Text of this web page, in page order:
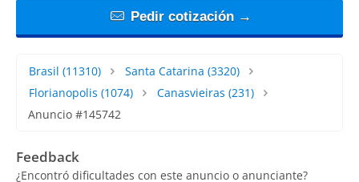
Pedir cotización →
Brasil (11310) Santa Catarina (3320)
Florianopolis (1074) Canasvieiras (231)
Anuncio #145742
Feedback
¿Encontró dificultades con este anuncio o anunciante?